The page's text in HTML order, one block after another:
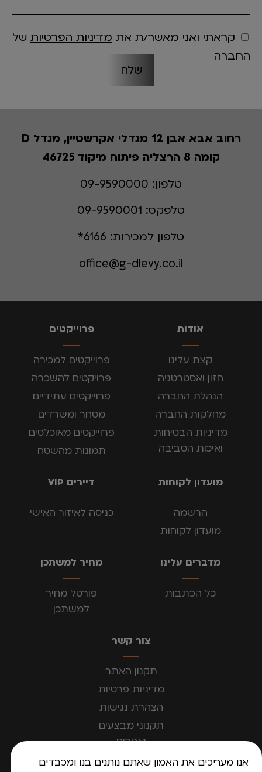
קראתי ואני מאשר/ת את מדיניות הפרטיות של
החברה
טלפון:
טלפקס:
טלפון למכירות:
office@g-dlevy.co.il
רחוב אבא אבן 12 מגדלי אקרשטיין, מגדל D
קומה 8 הרצליה פיתוח מיקוד 46725
אודות
קצת עלינו
חזון ואסטרטגיה
הנהלת החברה
מחלקות החברה
מדיניות הבטיחות
ואיכות הסביבה
פרוייקטים
פרוייקטים למכירה
פרויקטים להשכרה
פרוייקטים עתידיים
מסחר ומשרדים
פרוייקטים מאוכלסים
תמונות מהשטח
מועדון לקוחות
הרשמה
מועדון לקוחות
דיירים VIP
כניסה לאיזור האישי
מדברים עלינו
כל הכתבות
מחיר למשתכן
פורטל מחיר
למשתכן
צור קשר
תקנון האתר
מדיניות פרטיות
הצהרת נגישות
תקנוני מבצעים
ואחרים
אנו מעריכים את האמון שאתם נותנים בנו ומכבדים